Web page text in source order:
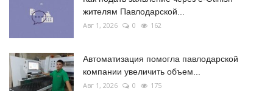
жителям Павлодарской...
Авг 1, 2026 0 162
Автоматизация помогла павлодарской
компании увеличить объем...
Авг 1, 2026 0 175